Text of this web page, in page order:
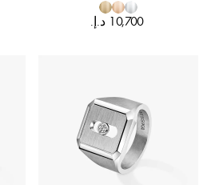
‏10,700 د.إ.‏